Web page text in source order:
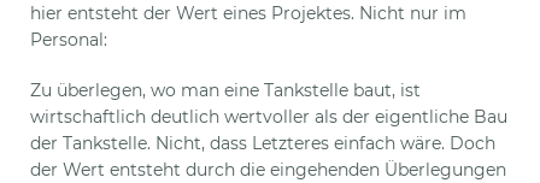
hier entsteht der Wert eines Projektes. Nicht nur im
Personal:
Zu überlegen, wo man eine Tankstelle baut, ist
wirtschaftlich deutlich wertvoller als der eigentliche Bau
der Tankstelle. Nicht, dass Letzteres einfach wäre. Doch
der Wert entsteht durch die eingehenden Überlegungen